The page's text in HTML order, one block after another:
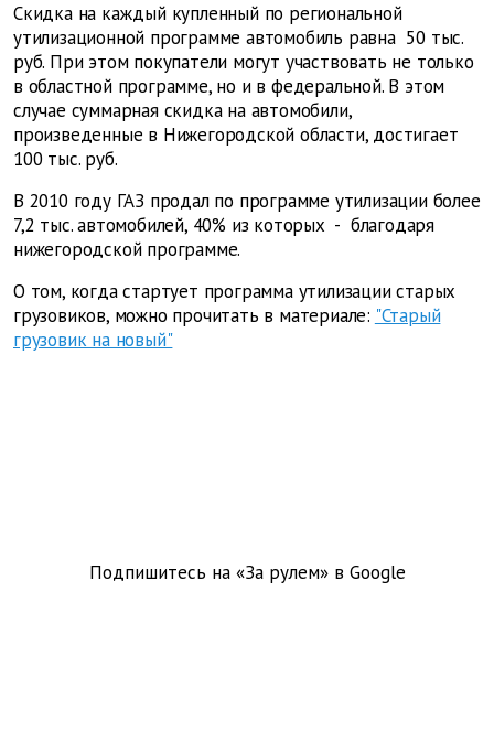
Скидка на каждый купленный по региональной
утилизационной программе автомобиль равна ­ 50 тыс.
руб. При этом покупатели могут участвовать не только
в областной программе, но и в федеральной. В этом
случае суммарная скидка на автомобили,
произведенные в Нижегородской области, достигает
100 тыс. руб.
В 2010 году ГАЗ продал по программе утилизации более
7,2 тыс. автомобилей, 40% из которых - благодаря
нижегородской программе.
О том, когда стартует программа утилизации старых
грузовиков, можно прочитать в материале: "Старый
грузовик на новый"
Подпишитесь на «За рулем» в Google